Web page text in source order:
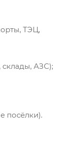
ТЭЦ,
АЗС);
посёлки).